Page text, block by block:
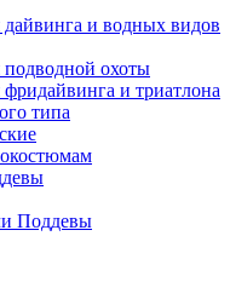
и водных видов
охоты
и триатлона
типа
Поддевы